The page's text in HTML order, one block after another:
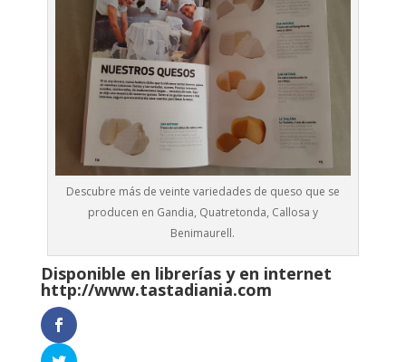
Descubre más de veinte variedades de queso que se
producen en Gandia, Quatretonda, Callosa y
Benimaurell.
Disponible en librerías y en internet
http://www.tastadiania.com